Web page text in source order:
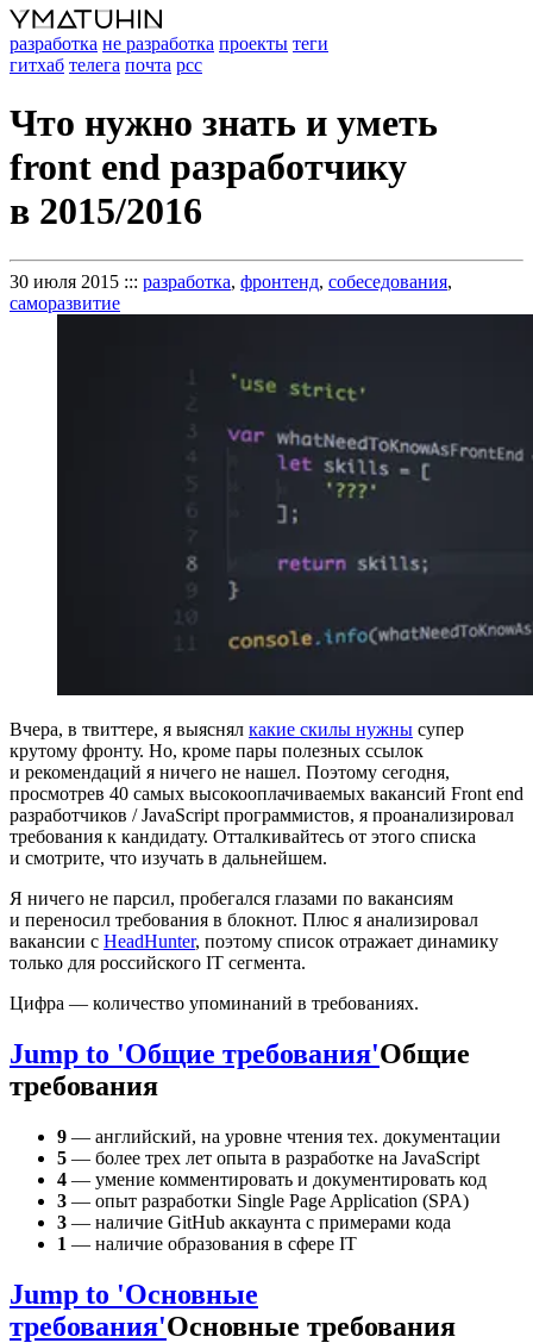
разработка не разработка проекты теги
гитхаб телега почта рсс
Что нужно знать и уметь
front end разработчику
в 2015/2016
30 июля 2015 ::: разработка, фронтенд, собеседования,
саморазвитие
Вчера, в твиттере, я выяснял какие скилы нужны супер
крутому фронту. Но, кроме пары полезных ссылок
и рекомендаций я ничего не нашел. Поэтому сегодня,
просмотрев 40 самых высокооплачиваемых вакансий Front end
разработчиков / JavaScript программистов, я проанализировал
требования к кандидату. Отталкивайтесь от этого списка
и смотрите, что изучать в дальнейшем.
Я ничего не парсил, пробегался глазами по вакансиям
и переносил требования в блокнот. Плюс я анализировал
вакансии с HeadHunter, поэтому список отражает динамику
только для российского IT сегмента.
Цифра — количество упоминаний в требованиях.
Jump to 'Общие требования'Общие
требования
9 — английский, на уровне чтения тех. документации
5 — более трех лет опыта в разработке на JavaScript
4 — умение комментировать и документировать код
3 — опыт разработки Single Page Application (SPA)
3 — наличие GitHub аккаунта с примерами кода
1 — наличие образования в сфере IT
Jump to 'Основные
требования'Основные требования